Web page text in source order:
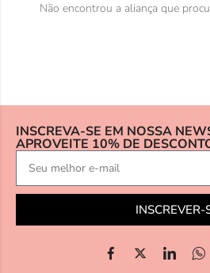
Não encontrou a aliança que
INSCREVA-SE EM NOSSA
APROVEITE 10% DE
INSCREVER-